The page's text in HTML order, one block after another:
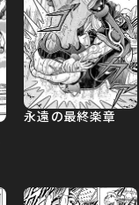
永遠の最終楽章